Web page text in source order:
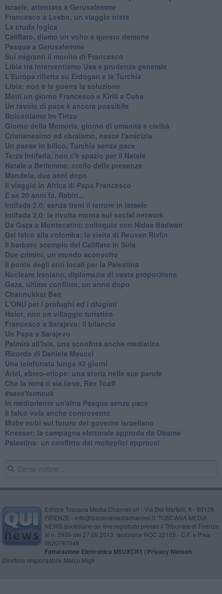
Israele, attentato a Gerusalemme
Francesco a Lesbo, un viaggio triste
La cruda logica
Califfato, diamo un volto a questo demone
Pasqua a Gerusalemme
Sui migranti il monito di Francesco
Libia tra interventismo Usa e prudenza generale
L'Europa rifletta su Erdogan e la Turchia
Libia: non è la guerra la soluzione
Metti un giorno Francesco e Kirill a Cuba
Un tavolo di pace è ancora possibile
Boicottiamo Im Tirtzu
Giorno della Memoria, giorno di umanità e civiltà
Cristianesimo ed ebraismo, nasce l'amicizia
Un paese in bilico, Turchia senza pace
Terza Intifada, non c'è spazio per il Natale
Natale a Betlemme: crollo delle presenze
Mandela, due anni dopo
Il viaggio in Africa di Papa Francesco
E se 20 anni fa, Rabin...
Intifada 2.0: senza freni il terrore in Israele
Intifada 2.0: la rivolta monta sui social network
Da Gaza a Montecatini: colloquio con Nidaa Badwan
Dal falco alla colomba: la visita di Reuven Rivlin
Il barbaro scempio del Califfato in Siria
Due crimini, un mondo sconvolto
Il ponte degli enti locali per la Palestina
Nucleare iraniano, diplomazia di vasta proporzione
Gaza, ultimo conflitto, un anno dopo
Channukkat Bait
L'ONU per i profughi ed i rifugiati
Holot, non un villaggio turistico
Francesco a Sarajevo: il bilancio
Un Papa a Sarajevo
Palmira all'Isis, una sconfitta anche mediatica
Ricordo di Daniela Meucci
​Una telefonata lunga 42 giorni
​Ariel, ebreo-etiope: una storia nelle sue parole
Che la terra ti sia lieve, Rav Toaff
​#saveYarmouk
​In medioriente un'altra Pasqua senza pace
​Il falco vola anche controvento
Molte nubi sul futuro del governo israeliano
Knesset: la campagna elettorale approda da Obama
Palestina: un conflitto dai molteplici approcci
Editore Toscana Media Channel srl - Via Dei Martelli, 8 - 50129
FIRENZE - info@toscanamediachannel.it. TOSCANA MEDIA
NEWS quotidiano on line registrato presso il Tribunale di Firenze
al n. 5935 del 27.09.2013. Iscrizione ROC 22105 - C.F. e P.Iva
0620787048
Fatturazione Elettronica M5UXCR1 | Privacy Nielsen
Direttore responsabile Marco Migli